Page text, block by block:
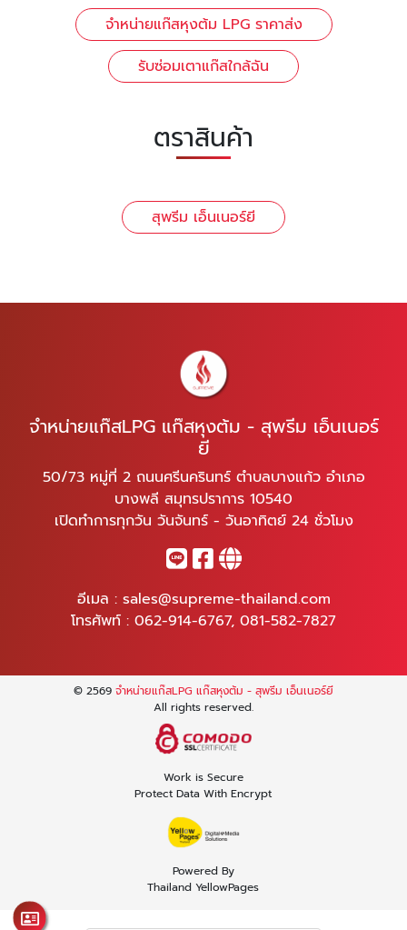
จำหน่ายแก๊สหุงต้ม LPG ราคาส่ง
รับซ่อมเตาแก๊สใกล้ฉัน
ตราสินค้า
สุพรีม เอ็นเนอร์ยี
จำหน่ายแก๊สLPG แก๊สหุงต้ม - สุพรีม เอ็นเนอร์
ยี
50/73 หมู่ที่ 2 ถนนศรีนครินทร์ ตำบลบางแก้ว อำเภอ
บางพลี สมุทรปราการ 10540
เปิดทำการทุกวัน วันจันทร์ - วันอาทิตย์ 24 ชั่วโมง
อีเมล : sales@supreme-thailand.com
โทรศัพท์ : 062-914-6767, 081-582-7827
© 2569 จำหน่ายแก๊สLPG แก๊สหุงต้ม - สุพรีม เอ็นเนอร์ยี
All rights reserved.
Work is Secure
Protect Data With Encrypt
Powered By
Thailand YellowPages